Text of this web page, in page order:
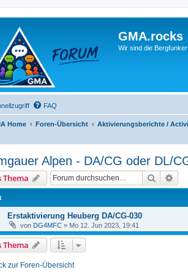
GMA.rocks
Wir sind die Bergfunker
FAQ
Home Foren-Übersicht Aktivierungsberichte /
Alpen - DA/CG oder DL/
Thema Suche
Erstaktivierung Heuberg DA/CG-030
von DG4MFC » Mo 12. Jun 2023, 19:41
Thema
zur Foren-Übersicht